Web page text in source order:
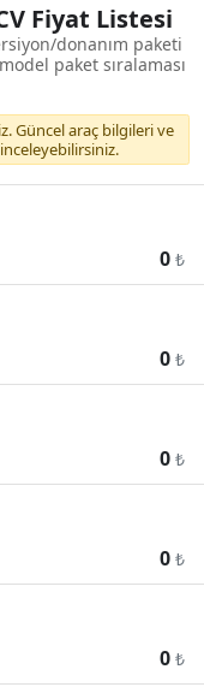
Fiyat Listesi
donanım paketi
model paket sıralaması
Güncel araç bilgileri ve
inceleyebilirsiniz.
0 ₺
0 ₺
0 ₺
0 ₺
0 ₺